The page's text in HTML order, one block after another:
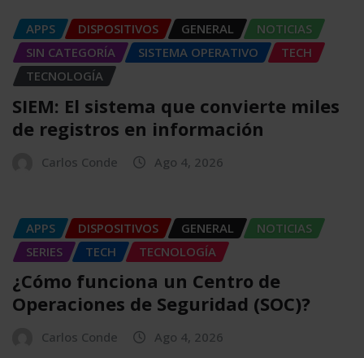
APPS DISPOSITIVOS GENERAL
NOTICIAS
SIN CATEGORÍA
SISTEMA OPERATIVO
TECH
TECNOLOGÍA
SIEM: El sistema que convierte miles
de registros en información
Carlos Conde Ago 4, 2026
APPS DISPOSITIVOS GENERAL
NOTICIAS
SERIES
TECH TECNOLOGÍA
¿Cómo funciona un Centro de
Operaciones de Seguridad (SOC)?
Carlos Conde Ago 4, 2026